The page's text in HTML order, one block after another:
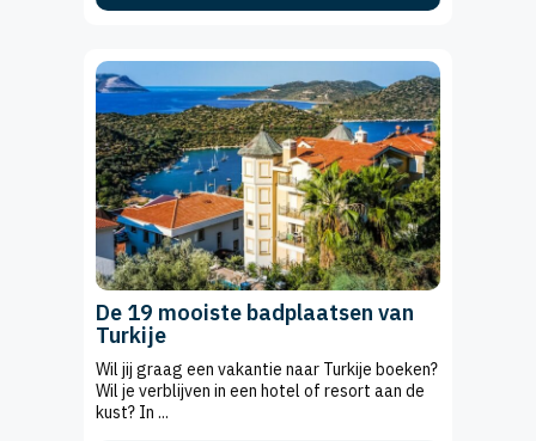
De 19 mooiste badplaatsen van
Turkije
Wil jij graag een vakantie naar Turkije boeken?
Wil je verblijven in een hotel of resort aan de
kust? In ...